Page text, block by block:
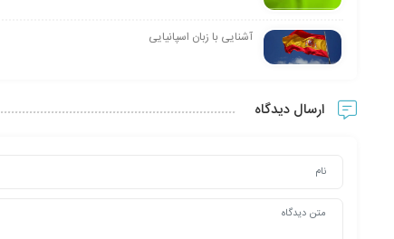
آشنایی با زبان اسپانیایی
ارسال دیدگاه